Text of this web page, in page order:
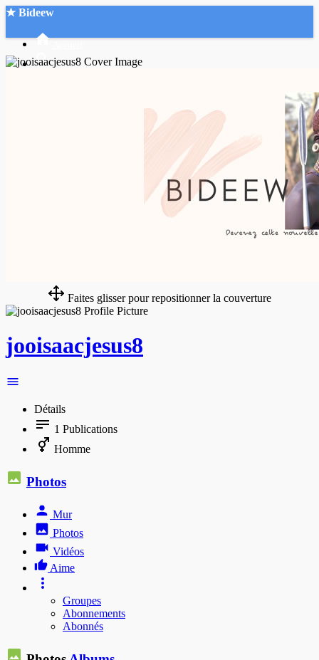
★ Bideew
Faites glisser pour repositionner la couverture
jooisaacjesus8
Détails
1 Publications
Homme
Photos
Mur
Photos
Vidéos
Aime
Groupes
Abonnements
Abonnés